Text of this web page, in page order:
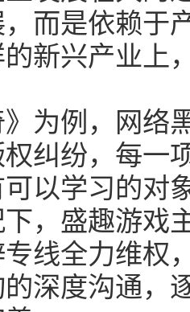
而是依赖于
新兴产业上
为例，网络
纠纷，每一
以学习的对
，盛趣游戏
线全力维权
深度沟通，